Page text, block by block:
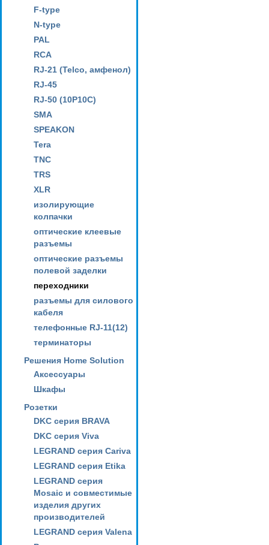
F-type
N-type
PAL
RCA
RJ-21 (Telco, амфенол)
RJ-45
RJ-50 (10P10C)
SMA
SPEAKON
Tera
TNC
TRS
XLR
изолирующие
колпачки
оптические клеевые
разъемы
оптические разъемы
полевой заделки
переходники
разъемы для силового
кабеля
телефонные RJ-11(12)
терминаторы
Решения Home Solution
Аксессуары
Шкафы
Розетки
DKC серия BRAVA
DKC серия Viva
LEGRAND серия Cariva
LEGRAND серия Etika
LEGRAND серия
Mosaic и совместимые
изделия других
производителей
LEGRAND серия Valena